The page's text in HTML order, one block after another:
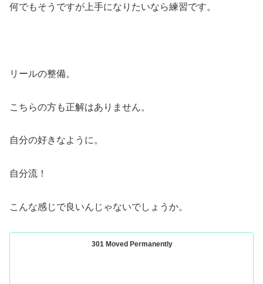
何でもそうですが上手になりたいなら練習です。
リールの整備。
こちらの方も正解はありません。
自分の好きなように。
自分流！
こんな感じで良いんじゃないでしょうか。
301 Moved Permanently